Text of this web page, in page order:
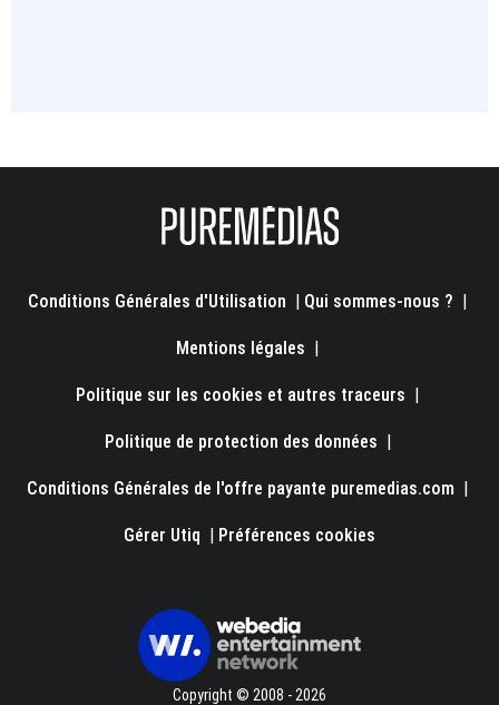
Conditions Générales d'Utilisation Qui sommes-nous ?
Mentions légales
Politique sur les cookies et autres traceurs
Politique de protection des données
Conditions Générales de l'offre payante puremedias.com
Gérer Utiq Préférences cookies
Copyright © 2008 - 2026